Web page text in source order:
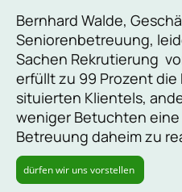
Bernhard Walde,
Seniorenbetreuung,
Sachen Rekrutierung
erfüllt zu 99 Prozent
situierten Klientels,
weniger Betuchten
Betreuung daheim zu
dürfen wir uns vorstellen